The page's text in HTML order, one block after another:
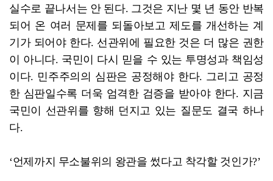
실수로 끝나서는 안 된다. 그것은 지난 몇 년 동안 반복
되어 온 여러 문제를 되돌아보고 제도를 개선하는 계
기가 되어야 한다. 선관위에 필요한 것은 더 많은 권한
이 아니다. 국민이 다시 믿을 수 있는 투명성과 책임성
이다. 민주주의의 심판은 공정해야 한다. 그리고 공정
한 심판일수록 더욱 엄격한 검증을 받아야 한다. 지금
국민이 선관위를 향해 던지고 있는 질문도 결국 하나
다.
‘언제까지 무소불위의 왕관을 썼다고 착각할 것인가?’